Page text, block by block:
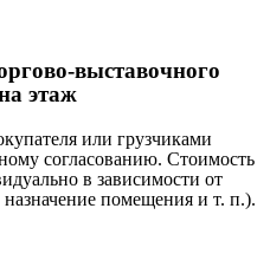
выставочного
этаж
или грузчиками
согласованию. Стоимость
в зависимости от
помещения и т. п.).